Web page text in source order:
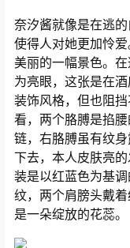
奈汐酱就像是在逃
使得人对她更加怜
美丽的一幅景色。
为亮眼，这张是在
装饰风格，但也阻
看，两个胳膊是掐
链，右胳膊虽有纹
下去，本人皮肤亮
装是以红蓝色为基
纹，两个肩膀头戴
是一朵绽放的花蕊。